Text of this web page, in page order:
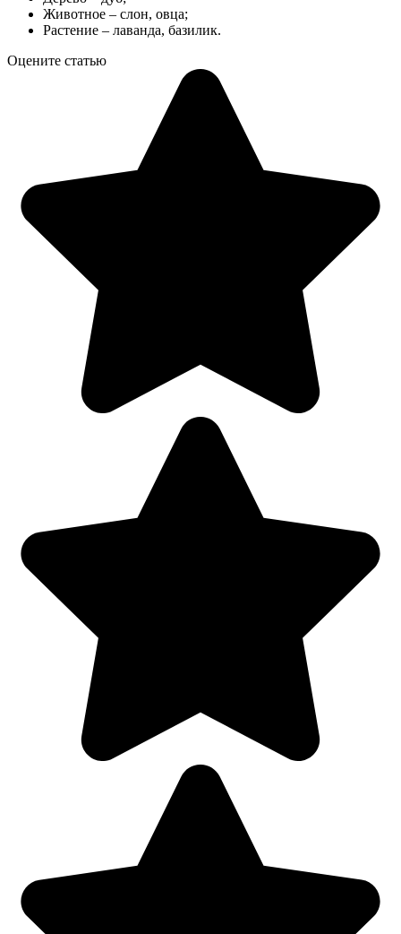
Животное – слон, овца;
Растение – лаванда, базилик.
Оцените статью